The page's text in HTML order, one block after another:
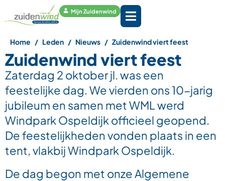
Mijn Zuidenwind
Home Leden Nieuws Zuidenwind viert feest
Zuidenwind viert feest
Zaterdag 2 oktober jl. was een
feestelijke dag. We vierden ons 10-jarig
jubileum en samen met WML werd
Windpark Ospeldijk officieel geopend.
De feestelijkheden vonden plaats in een
tent, vlakbij Windpark Ospeldijk.
De dag begon met onze Algemene